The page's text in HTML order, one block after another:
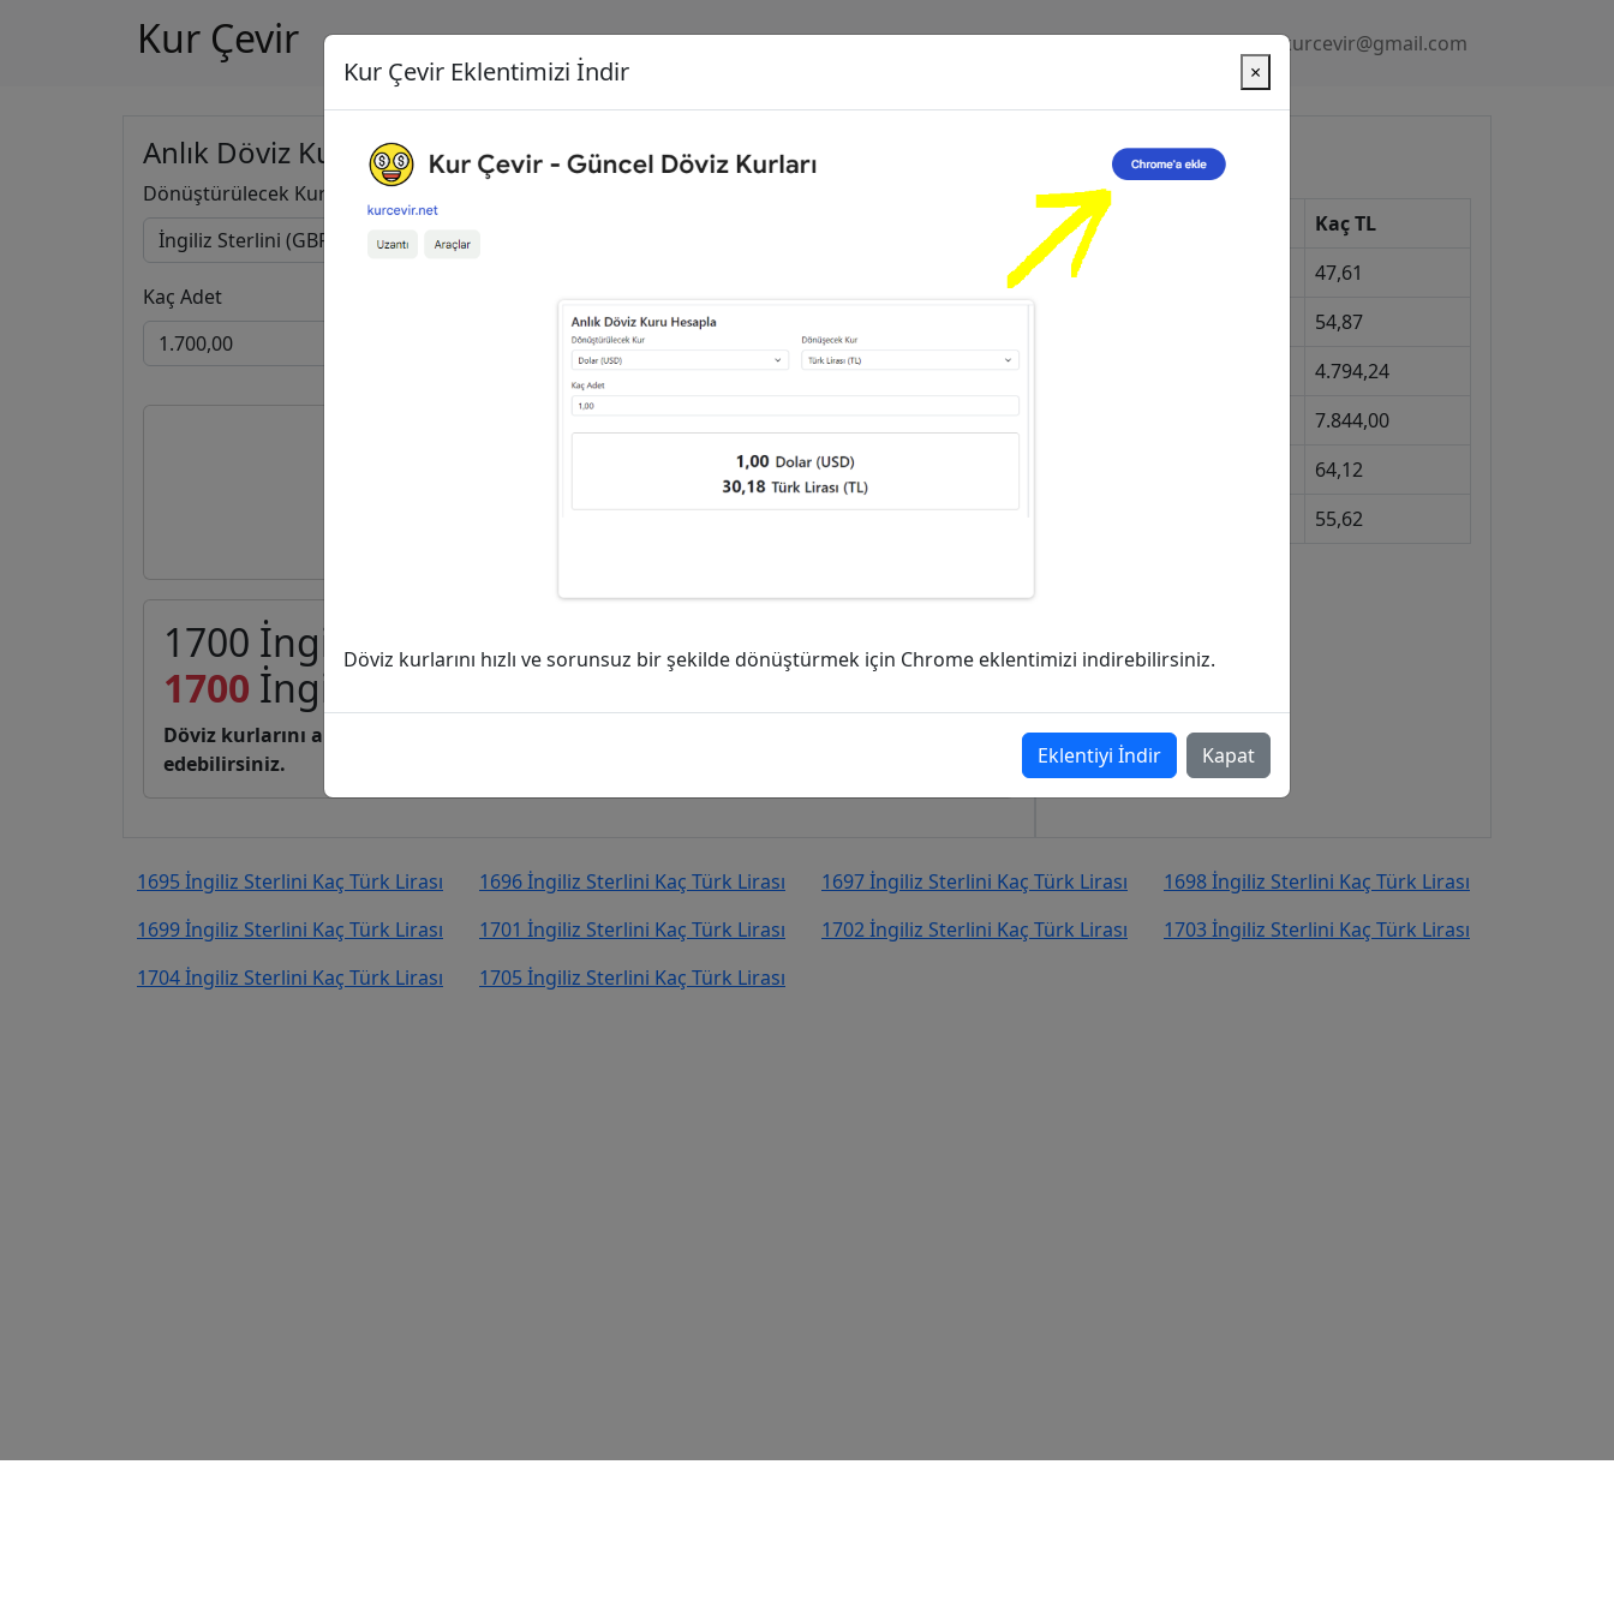
Kur Çevir Gizlilik Politikası kurcevir@gmail.com
Anlık Döviz Kuru Hesapla
Dönüştürülecek Kur
Kaç Adet
İngiliz Sterlini (GBP)
1700 İngiliz Sterlini (GBP) kaç Türk Lirası (TL)?
1700 İngiliz Sterlini 109.004,51 Türk Lirası (TL)
Döviz kurlarını anlık, canlı, basit bir şekilde kurcevir.net adresinden takip
edebilirsiniz.
Güncel Kurlar
Kur
Kaç TL
Dolar
47,61
54,87
4.794,24
7.844,00
64,12
55,62
1695 İngiliz Sterlini Kaç Türk Lirası 1696 İngiliz Sterlini Kaç Türk Lirası 1697 İngiliz Sterlini Kaç Türk Lirası
1698 İngiliz Sterlini Kaç Türk Lirası
1699 İngiliz Sterlini Kaç Türk Lirası
1701 İngiliz Sterlini Kaç Türk Lirası 1702 İngiliz Sterlini Kaç Türk Lirası
1703 İngiliz Sterlini Kaç Türk Lirası
1704 İngiliz Sterlini Kaç Türk Lirası
1705 İngiliz Sterlini Kaç Türk Lirası
Kur Çevir Eklentimizi İndir ×
Döviz kurlarını hızlı ve sorunsuz bir şekilde dönüştürmek için Chrome eklentimizi indirebilirsiniz.
Eklentiyi İndir Kapat